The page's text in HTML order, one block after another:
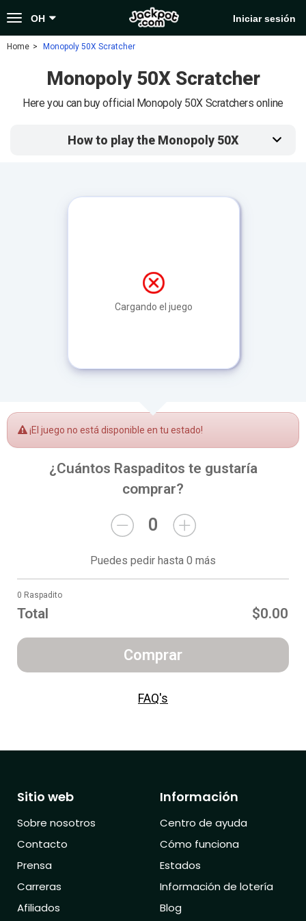
Toggle
navigation
OH Iniciar sesión
Home Monopoly 50X Scratcher
Monopoly 50X Scratcher
Here you can buy official Monopoly 50X Scratchers online
How to play the Monopoly 50X
Cargando el juego
¡El juego no está disponible en tu estado!
¿Cuántos Raspaditos te gustaría
comprar?
0
Puedes pedir hasta 0 más
0 Raspadito
Total $0.00
Comprar
FAQ's
Sitio web
Sobre nosotros
Contacto
Prensa
Carreras
Afiliados
Información
Centro de ayuda
Cómo funciona
Estados
Información de lotería
Blog